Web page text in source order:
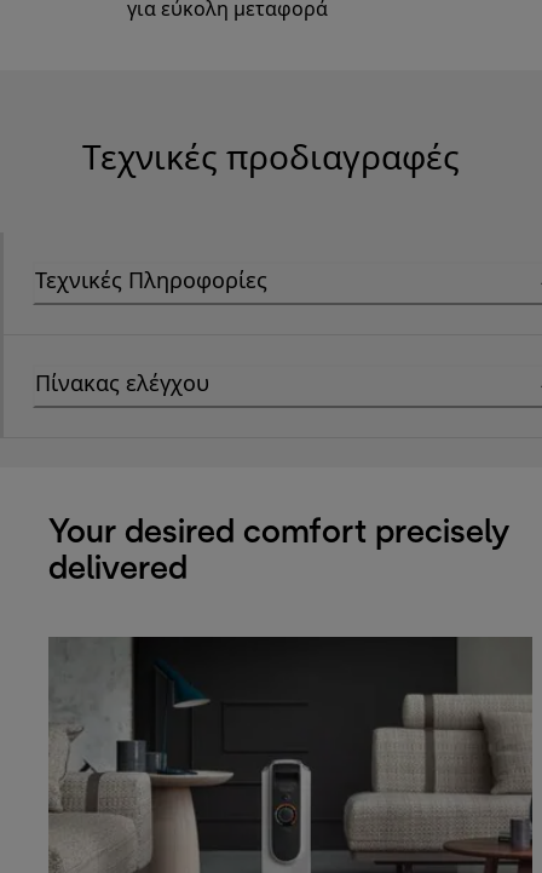
για εύκολη μεταφορά
Τεχνικές προδιαγραφές
Τεχνικές Πληροφορίες
Πίνακας ελέγχου
Your desired comfort precisely
delivered